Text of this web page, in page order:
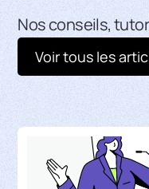
Nos conseils,
Voir tous les